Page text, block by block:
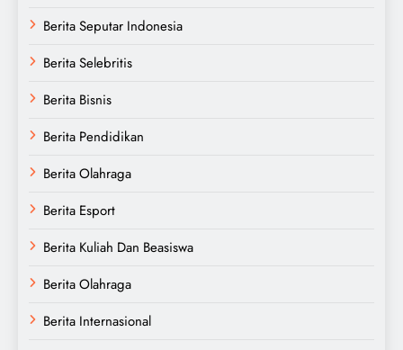
Berita Seputar Indonesia
Berita Selebritis
Berita Bisnis
Berita Pendidikan
Berita Olahraga
Berita Esport
Berita Kuliah Dan Beasiswa
Berita Olahraga
Berita Internasional